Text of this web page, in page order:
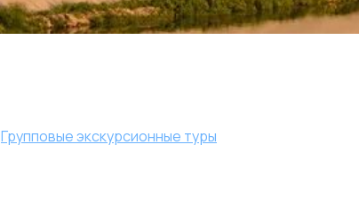
Групповые экскурсионные туры